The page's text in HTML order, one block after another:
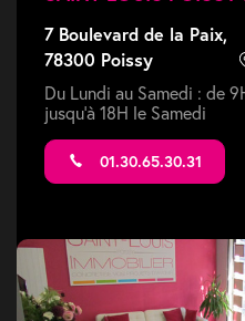
7 Boulevard de la Paix,
78300 Poissy
Du Lundi au Samedi : de
jusqu'à 18H le Samedi
01.30.65.30.31